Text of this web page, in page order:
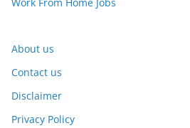
About us
Contact us
Disclaimer
Privacy Policy